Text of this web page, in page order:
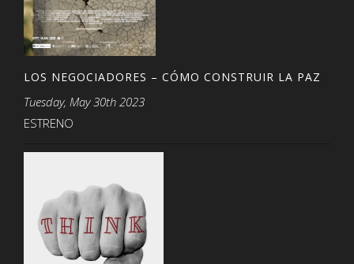
LOS NEGOCIADORES – CÓMO CONSTRUIR LA PAZ
Tuesday, May 30th 2023
ESTRENO